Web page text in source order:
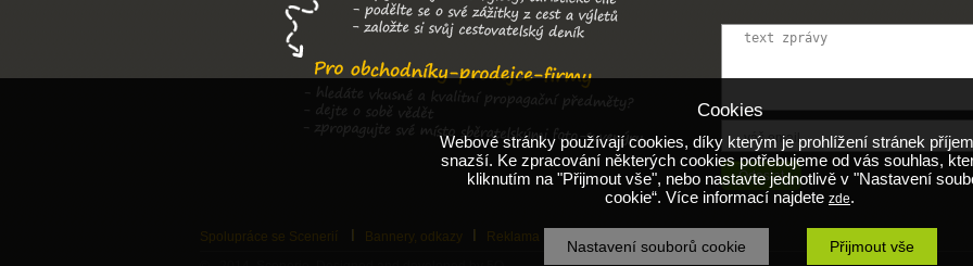
Spolupráce se Scenerií Bannery, odkazy Reklama
Cookies
Webové stránky používají cookies, díky kterým je prohlížení stránek
snazší. Ke zpracování některých cookies potřebujeme od vás souhlas,
kliknutím na "Přijmout vše", nebo nastavte jednotlivě v "Nastavení
cookie“. Více informací najdete zde.
Nastavení souborů cookie Přijmout vše